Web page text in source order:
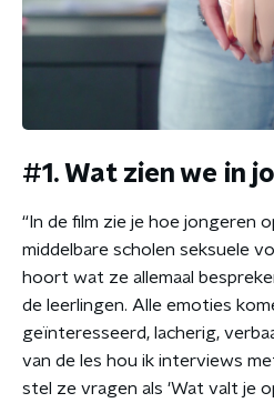
#1. Wat zien we in
“In de film zie je hoe jongeren
middelbare scholen seksuele
hoort wat ze allemaal
de leerlingen. Alle emoties
geïnteresseerd, lacherig,
van de les hou ik interviews
stel ze vragen als 'Wat valt je